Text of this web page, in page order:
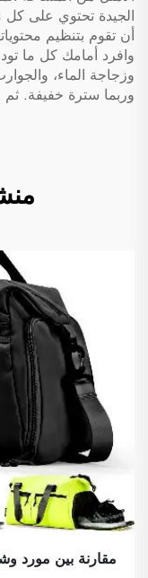
الجيدة تحتوي على كل
أن تقوم بتنظيم
وافرد أمامك كل ما
وزجاجة الماء،
وربما سترة خفيفة.
مقارنة بين مورد